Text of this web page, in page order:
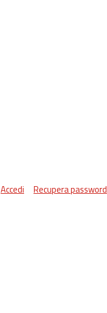
Accedi Recupera password